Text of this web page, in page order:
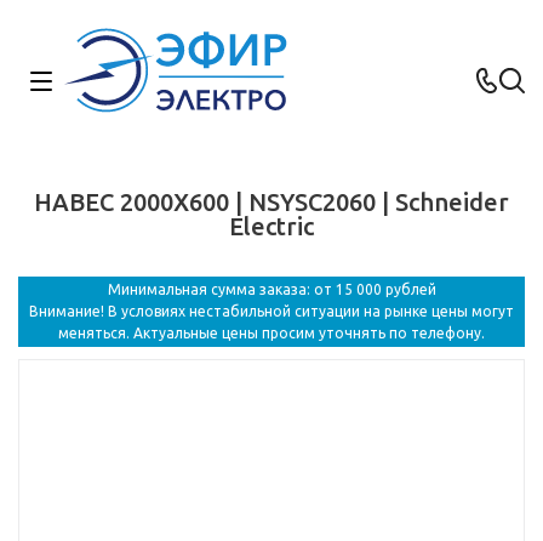
НАВЕС 2000X600 | NSYSC2060 | Schneider
Electric
Минимальная сумма заказа: от 15 000 рублей
Внимание! В условиях нестабильной ситуации на рынке цены могут
меняться. Актуальные цены просим уточнять по телефону.